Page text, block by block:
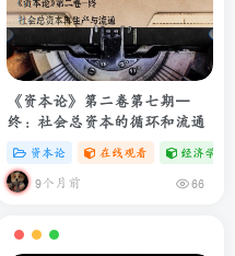
# 4K # 电影
《资本论》第二卷第七期—
终：社会总资本的循环和流通
资本论 在线观看 经济学专
9个月前 66